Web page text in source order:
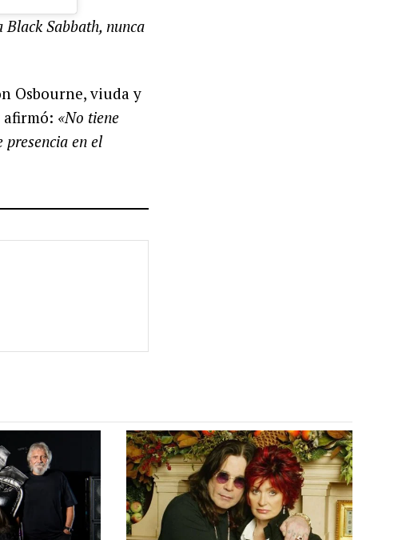
Sabbath, nunca
Osbourne, viuda y
afirmó: «No tiene
presencia en el